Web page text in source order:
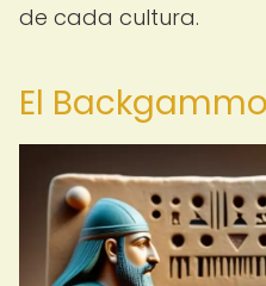
de cada cultura.
El